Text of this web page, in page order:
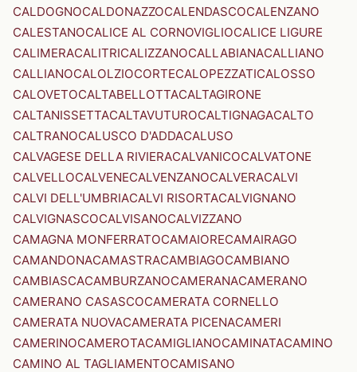
CALDOGNOCALDONAZZOCALENDASCOCALENZANO
CALESTANOCALICE AL CORNOVIGLIOCALICE LIGURE
CALIMERACALITRICALIZZANOCALLABIANACALLIANO
CALLIANOCALOLZIOCORTECALOPEZZATICALOSSO
CALOVETOCALTABELLOTTACALTAGIRONE
CALTANISSETTACALTAVUTUROCALTIGNAGACALTO
CALTRANOCALUSCO D'ADDACALUSO
CALVAGESE DELLA RIVIERACALVANICOCALVATONE
CALVELLOCALVENECALVENZANOCALVERACALVI
CALVI DELL'UMBRIACALVI RISORTACALVIGNANO
CALVIGNASCOCALVISANOCALVIZZANO
CAMAGNA MONFERRATOCAMAIORECAMAIRAGO
CAMANDONACAMASTRACAMBIAGOCAMBIANO
CAMBIASCACAMBURZANOCAMERANACAMERANO
CAMERANO CASASCOCAMERATA CORNELLO
CAMERATA NUOVACAMERATA PICENACAMERI
CAMERINOCAMEROTACAMIGLIANOCAMINATACAMINO
CAMINO AL TAGLIAMENTOCAMISANO